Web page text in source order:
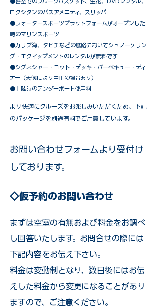
●客室でのフルーツバスケット、生花、DVDレンタル、
ロクシタンのバスアメニティ、スリッパ
●ウォータースポーツプラットフォームがオープンした
時のマリンスポーツ
●カリブ海、タヒチなどの航路においてシュノーケリン
グ・エクイップメントのレンタルが無料です
​●シグネシャー・ヨット・デッキ・バーベキュー・ディ
ナー（天候により中止の場合あり）
●上陸時のテンダーボート使用料
​より快適にクルーズをお楽しみいただくため、下記
のパッケージを別途有料でご用意しています。​
お問い合わせフォームより 受付け
しております。
◇仮予約のお問い合わせ
まずは空室の有無および料金をお調べ
し回答いたします。お問合せの際には
下記内容をお伝え下さい。
料金は変動制となり、数日後にはお伝
えした料金から変更になることがあり
ますので、ご注意ください。